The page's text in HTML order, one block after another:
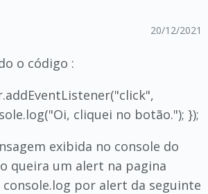
20/12/2021
o código :
cliquei no botão."); });
exibida no console do
queira um alert na pagina
por alert da seguinte